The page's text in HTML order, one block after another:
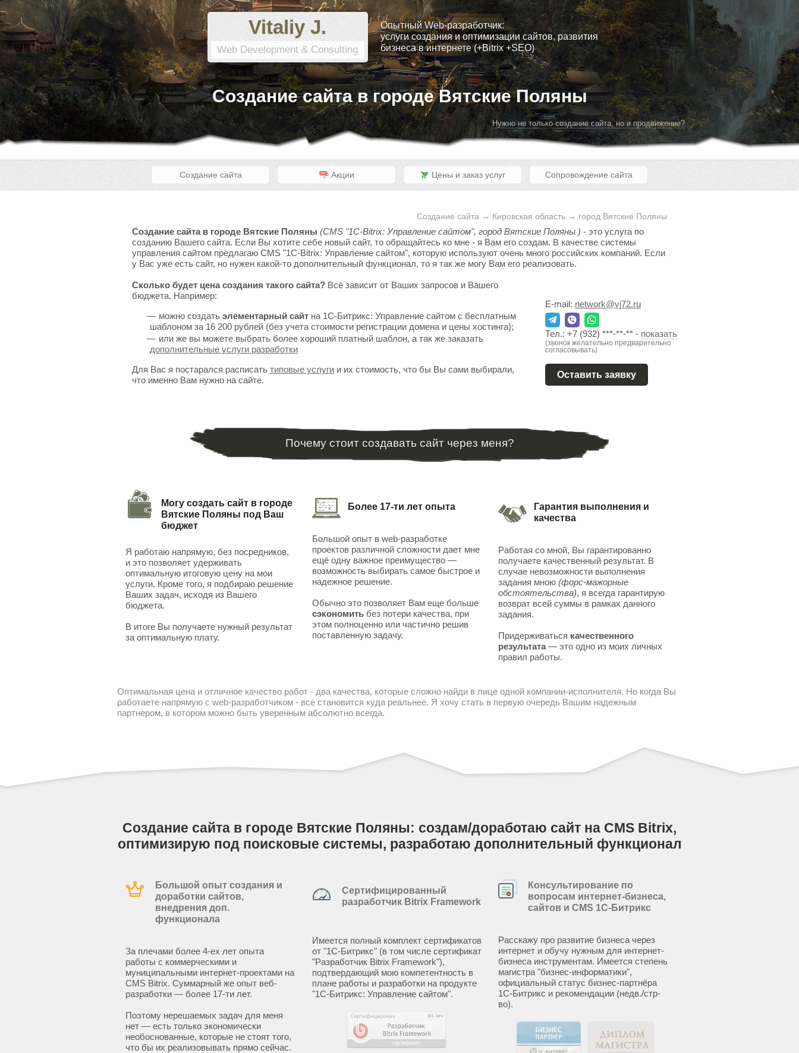
Vitaliy J.
Web Development & Consulting
Опытный Web-разработчик:
услуги создания и оптимизации сайтов, развития
бизнеса в интернете (+Bitrix +SEO)
Создание сайта в городе Вятские Поляны
Нужно не только создание сайта, но и продвижение?
Создание сайта Акции Цены и заказ услуг Сопровождение сайта
Создание сайта → Кировская область → город Вятские Поляны
Создание сайта в городе Вятские Поляны (CMS "1C-Bitrix: Управление сайтом", город Вятские Поляны ) - это услуга по
созданию Вашего сайта. Если Вы хотите себе новый сайт, то обращайтесь ко мне - я Вам его создам. В качестве системы
управления сайтом предлагаю CMS "1C-Bitrix: Управление сайтом", которую используют очень много российских компаний. Если
у Вас уже есть сайт, но нужен какой-то дополнительный функционал, то я так же могу Вам его реализовать.
Сколько будет цена создания такого сайта? Всё зависит от Ваших запросов и Вашего
бюджета. Например:
можно создать элементарный сайт на 1С-Битрикс: Управление сайтом с бесплатным
шаблоном за 16 200 рублей (без учета стоимости регистрации домена и цены хостинга);
или же вы можете выбрать более хороший платный шаблон, а так же заказать
дополнительные услуги разработки
Для Вас я постарался расписать типовые услуги и их стоимость, что бы Вы сами выбирали,
что именно Вам нужно на сайте.
E-mail: network@vj72.ru
Тел.: +7 (932) ***-**-** - показать
(звонок желательно предварительно
согласовывать)
Оставить заявку
Почему стоит создавать сайт через меня?
Могу создать сайт в городе
Вятские Поляны под Ваш
бюджет
Я работаю напрямую, без посредников,
и это позволяет удерживать
оптимальную итоговую цену на мои
услуги. Кроме того, я подбираю решение
Ваших задач, исходя из Вашего
бюджета.
В итоге Вы получаете нужный результат
за оптимальную плату.
Более 17-ти лет опыта
Большой опыт в web-разработке
проектов различной сложности дает мне
ещё одну важное преимущество —
возможность выбирать самое быстрое и
надежное решение.
Обычно это позволяет Вам еще больше
сэкономитьбез потери качества, при
этом полноценно или частично решив
поставленную задачу.
Гарантия выполнения и
качества
Работая со мной, Вы гарантированно
получаете качественный результат. В
случае невозможности выполнения
задания мною(форс-мажорные
обстоятельства), я всегда гарантирую
возврат всей суммы в рамках данного
задания.
Придерживаться качественного
результата— это одно из моих личных
правил работы.
Оптимальная цена и отличное качество работ - два качества, которые сложно найди в лице одной компании-исполнителя. Но когда Вы
работаете напрямую с web-разработчиком - все становится куда реальнее. Я хочу стать в первую очередь Вашим надежным
партнером, в котором можно быть уверенным абсолютно всегда.
Создание сайта в городе Вятские Поляны: создам/доработаю сайт на CMS Bitrix,
оптимизирую под поисковые системы, разработаю дополнительный функционал
Большой опыт создания и
доработки сайтов,
внедрения доп.
функционала
За плечами более 4-ех лет опыта
работы с коммерческими и
муниципальными интернет-проектами на
CMS Bitrix. Суммарный же опыт веб-
разработки — более 17-ти лет.
Поэтому нерешаемых задач для меня
нет — есть только экономически
необоснованные, которые не стоят того,
что бы их реализовывать прямо сейчас.
Сертифицированный
разработчик Bitrix Framework
Имеется полный комплект сертификатов
от "1С-Битрикс" (в том числе сертификат
"Разработчик Bitrix Framework"),
подтвердающий мою компетентность в
плане работы и разработки на продукте
"1С-Битрикс: Управление сайтом".
Консультирование по
вопросам интернет-бизнеса,
сайтов и CMS 1С-Битрикс
Расскажу про развитие бизнеса через
интернет и обучу нужным для интернет-
бизнеса инструментам. Имеется степень
магистра "бизнес-информатики",
официальный статус бизнес-партнёра
1С-Битрикс и рекомендации (недв./стр-
во).